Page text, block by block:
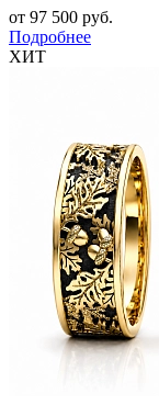
от 97 500 руб.
Подробнее
ХИТ